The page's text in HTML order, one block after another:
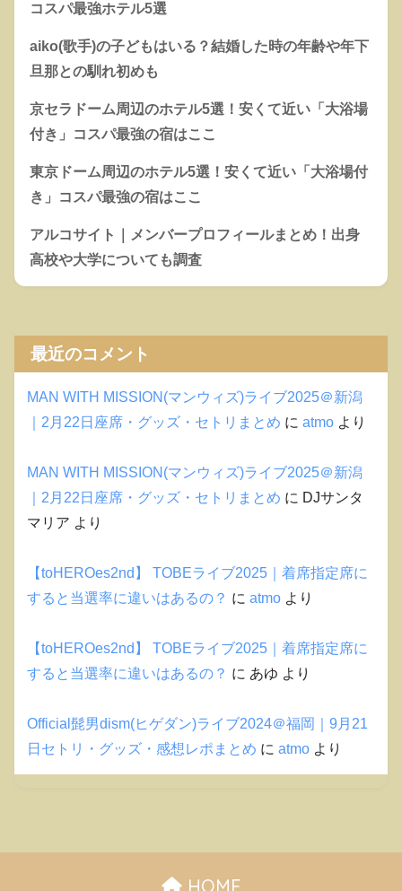
コスパ最強ホテル5選
aiko(歌手)の子どもはいる？結婚した時の年齢や年下
旦那との馴れ初めも
京セラドーム周辺のホテル5選！安くて近い「大浴場
付き」コスパ最強の宿はここ
東京ドーム周辺のホテル5選！安くて近い「大浴場付
き」コスパ最強の宿はここ
アルコサイト｜メンバープロフィールまとめ！出身
高校や大学についても調査
最近のコメント
MAN WITH MISSION(マンウィズ)ライブ2025＠新潟
｜2月22日座席・グッズ・セトリまとめ に atmo より
MAN WITH MISSION(マンウィズ)ライブ2025＠新潟
｜2月22日座席・グッズ・セトリまとめ に DJサンタ
マリア より
【toHEROes2nd】 TOBEライブ2025｜着席指定席に
すると当選率に違いはあるの？ に atmo より
【toHEROes2nd】 TOBEライブ2025｜着席指定席に
すると当選率に違いはあるの？ に あゆ より
Official髭男dism(ヒゲダン)ライブ2024＠福岡｜9月21
日セトリ・グッズ・感想レポまとめ に atmo より
HOME